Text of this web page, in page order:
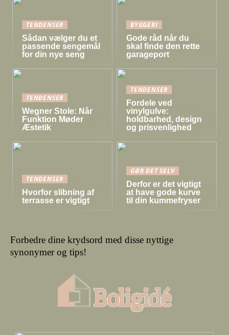
TENDENSER
Sådan vælger du et
passende sengemål
for din nye seng
BYGGERI
Gode råd når du
skal finde den rette
garageport
TENDENSER
Wegner Stole: Når
Funktion Møder
Æstetik
TENDENSER
Fordele ved
vinylgulve:
holdbarhed, design
og prisvenlighed
TENDENSER
Hvorfor slibning af
terrasse er vigtigt
GØR DET SELV
Derfor er det vigtigt
at have gode kurve
til din kummefryser
Forbedre dine krydsord med disse nyttige
synonymer og tips!